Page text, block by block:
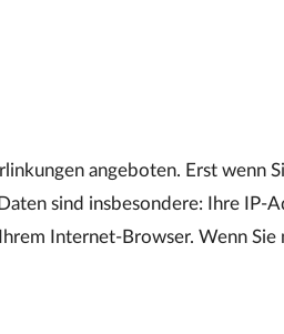
angeboten. Erst wenn
sind insbesondere: Ihre IP-
Internet-Browser. Wenn Sie